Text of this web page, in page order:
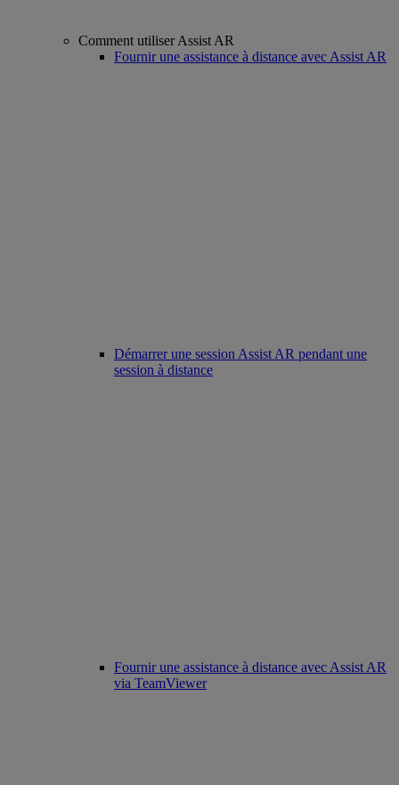
Comment utiliser Assist AR
Fournir une assistance à distance avec Assist AR
Démarrer une session Assist AR pendant une
session à distance
Fournir une assistance à distance avec Assist AR
via TeamViewer